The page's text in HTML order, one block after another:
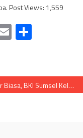
Post Views: 1,559
Email
Luar Biasa, BKI Sumsel Keluar Menjadi Juara Umum Di Fornas 2023 Jabar